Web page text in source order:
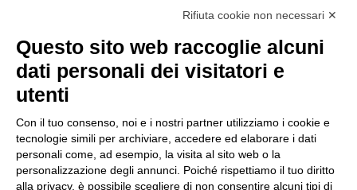
Web realizzato da:Otto srl
AMMINISTRAZIONE TRASPARENTE
Segnalazioni
Laboratorio Chimico Camera di commercio Torino
Rifiuta cookie non necessari ✕
Questo sito web raccoglie alcuni
dati personali dei visitatori e
utenti
Con il tuo consenso, noi e i nostri partner utilizziamo i cookie e
tecnologie simili per archiviare, accedere ed elaborare i dati
personali come, ad esempio, la visita al sito web o la
personalizzazione degli annunci. Poiché rispettiamo il tuo diritto
alla privacy, è possibile scegliere di non consentire alcuni tipi di